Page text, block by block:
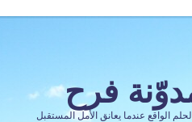
فرح
الواقع عندما يعانق الأمل المستقبل